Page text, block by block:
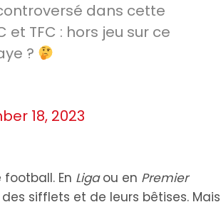
dans cette
TFC : hors jeu sur ce
?
18, 2023
En Ligaou en Premier
sifflets et de leurs bêtises. Mais